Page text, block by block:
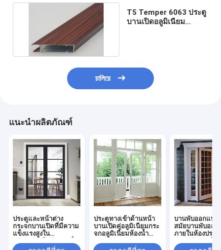
T5 Temper 6063 ประตู
บานเปิดอลูมิเนียม
চালিয়ে
แนะนำผลิตภัณฑ์
ประตูและหน้าต่าง
กระจกบานเปิดที่มีความ
แข็งแรงสูงใน
อยู่อาศัย
ประตูทางเข้าด้านหน้า
บานเปิดคู่อลูมิเนียมกระ
จกอลูมิเนียมห้องน้ำ
บานพับออกแบบ
สมัยบานพับอลูมิ
ภายในห้องประ